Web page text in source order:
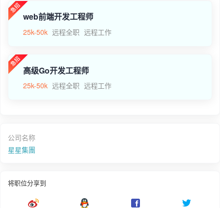
web前端开发工程师
25k-50k 远程全职 远程工作
高级Go开发工程师
25k-50k 远程全职 远程工作
公司名称
星星集團
将职位分享到